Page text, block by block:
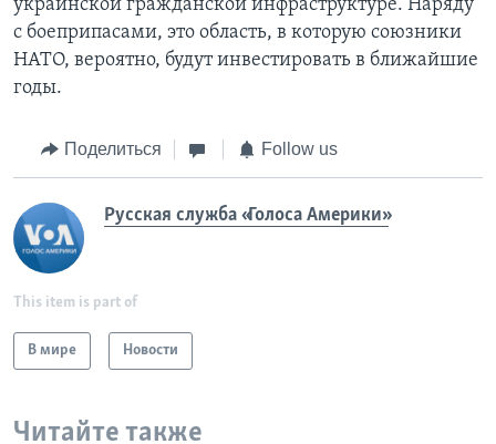
украинской гражданской инфраструктуре. Наряду
с боеприпасами, это область, в которую союзники
НАТО, вероятно, будут инвестировать в ближайшие
годы.
Поделиться Follow us
Русская служба «Голоса Америки»
This item is part of
В мире Новости
Читайте также